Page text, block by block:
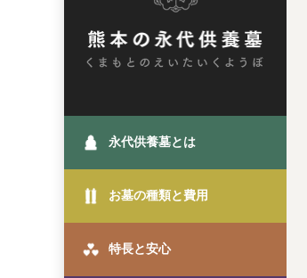
永代供養墓とは
お墓の種類と費用
特長と安心